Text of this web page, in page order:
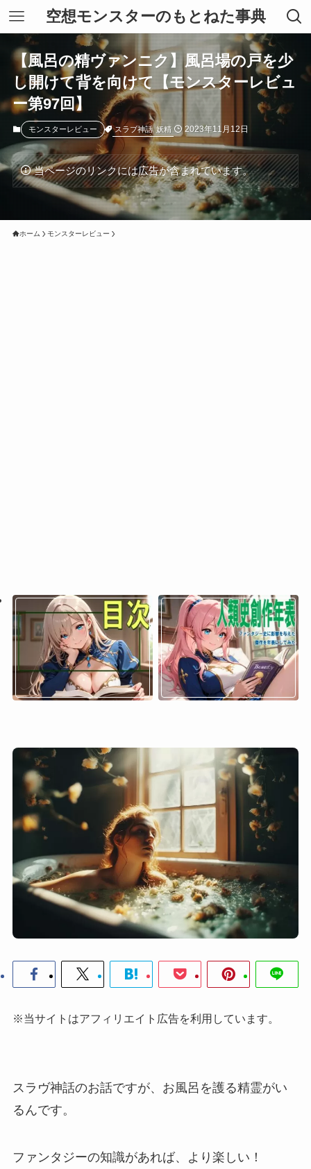
空想モンスターのもとねた事典
【風呂の精ヴァンニク】風呂場の戸を少
し開けて背を向けて【モンスターレビュ
ー第97回】
モンスターレビュー スラブ神話 妖精 2023年11月12日
当ページのリンクには広告が含まれています。
ホーム モンスターレビュー
※当サイトはアフィリエイト広告を利用しています。
スラヴ神話のお話ですが、お風呂を護る精霊がい
るんです。
ファンタジーの知識があれば、より楽しい！